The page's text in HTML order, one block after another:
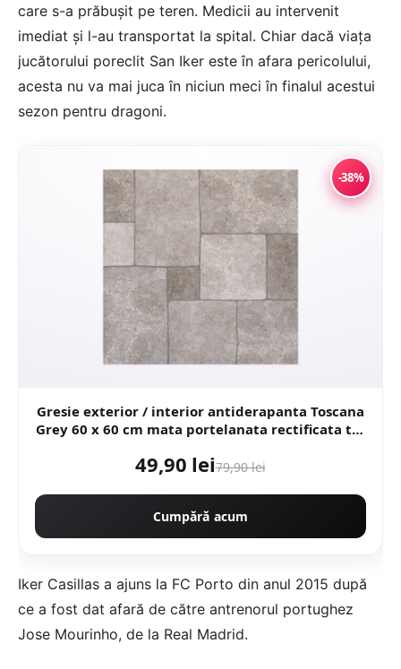
care s-a prăbușit pe teren. Medicii au intervenit
imediat și l-au transportat la spital. Chiar dacă viața
jucătorului poreclit San Iker este în afara pericolului,
acesta nu va mai juca în niciun meci în finalul acestui
sezon pentru dragoni.
-38%
Gresie exterior / interior antiderapanta Toscana
Grey 60 x 60 cm mata portelanata rectificata tip
49,90 lei79,90 lei
Cumpără acum
Iker Casillas a ajuns la FC Porto din anul 2015 după
ce a fost dat afară de către antrenorul portughez
Jose Mourinho, de la Real Madrid.